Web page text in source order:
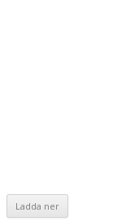
Ladda ner